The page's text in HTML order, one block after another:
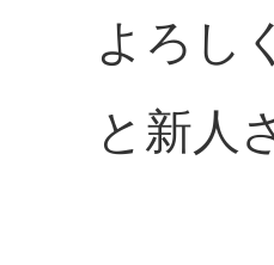
よろし
と新人